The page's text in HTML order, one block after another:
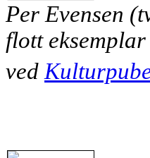
Per Evensen
flott
ved